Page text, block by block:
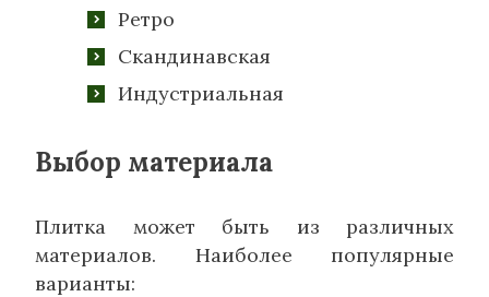
Ретро
Скандинавская
Индустриальная
Выбор материала
Плитка может быть из различных
материалов. Наиболее популярные
варианты: